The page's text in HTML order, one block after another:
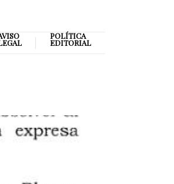
POLÍTICA
EDITORIAL